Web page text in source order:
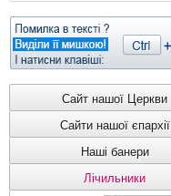
Сайт нашої Церкви
Сайти нашої єпархії
Наші банери
Лічильники